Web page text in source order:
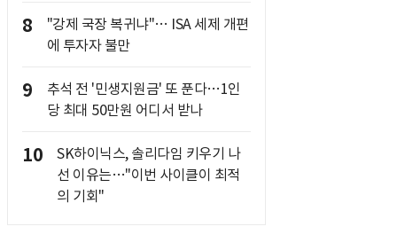
8
"강제 국장 복귀냐"… ISA 세제 개편
에 투자자 불만
9
추석 전 '민생지원금' 또 푼다…1인
당 최대 50만원 어디서 받나
10
SK하이닉스, 솔리다임 키우기 나
선 이유는…"이번 사이클이 최적
의 기회"